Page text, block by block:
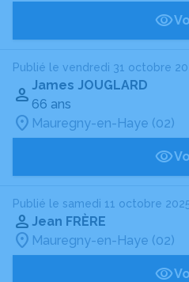
Publié le vendredi 31 octobre
James JOUGLARD
66 ans
Mauregny-en-Haye (02)
Publié le samedi 11 octobre
Jean FRÈRE
Mauregny-en-Haye (02)